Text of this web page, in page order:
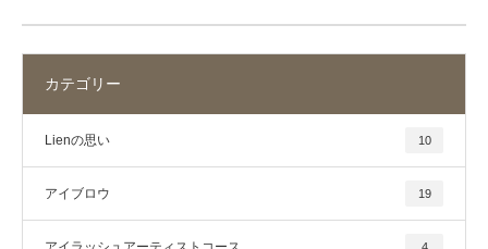
カテゴリー
Lienの思い 10
アイブロウ 19
4